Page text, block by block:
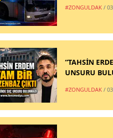
#ZONGULDAK /
“TAHSİN
UNSURU
#ZONGULDAK /